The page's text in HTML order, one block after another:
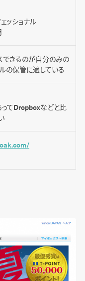
ッショナル
できるのが自分のみの
の保管に適している
てDropboxなどと比